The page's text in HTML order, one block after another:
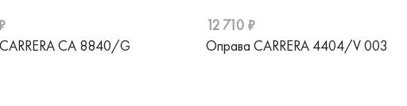
CA 8840/G
12 710 ₽
Оправа CARRERA 4404/V 003